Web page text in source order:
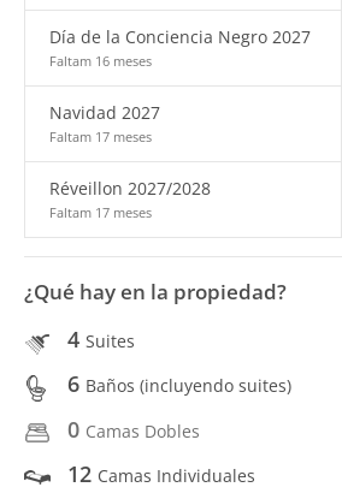
Día de la Conciencia Negro 2027
Faltam 16 meses
Navidad 2027
Faltam 17 meses
Réveillon 2027/2028
Faltam 17 meses
¿Qué hay en la propiedad?
4 Suites
6 Baños (incluyendo suites)
0 Camas Dobles
12 Camas Individuales